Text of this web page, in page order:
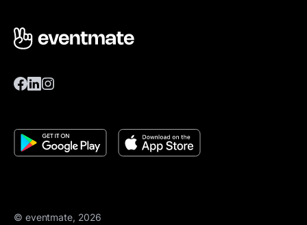
© eventmate, 2026